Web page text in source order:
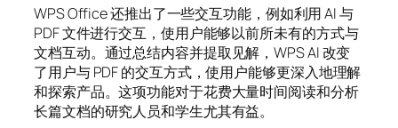
WPS Office 还推出了一些交互功能，例如利用 AI 与
PDF 文件进行交互，使用户能够以前所未有的方式与
文档互动。通过总结内容并提取见解，WPS AI 改变
了用户与 PDF 的交互方式，使用户能够更深入地理解
和探索产品。这项功能对于花费大量时间阅读和分析
长篇文档的研究人员和学生尤其有益。